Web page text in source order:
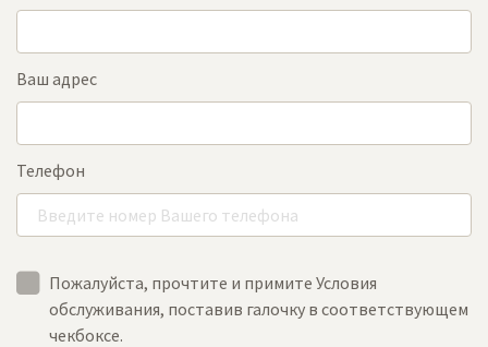
Ваш адрес
Телефон
Пожалуйста, прочтите и примите Условия
обслуживания, поставив галочку в соответствующем
чекбоксе.